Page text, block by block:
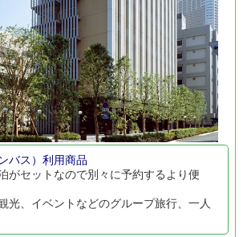
バス）利用商品
がセットなので別々に予約するより便
光、イベントなどのグループ旅行、一人